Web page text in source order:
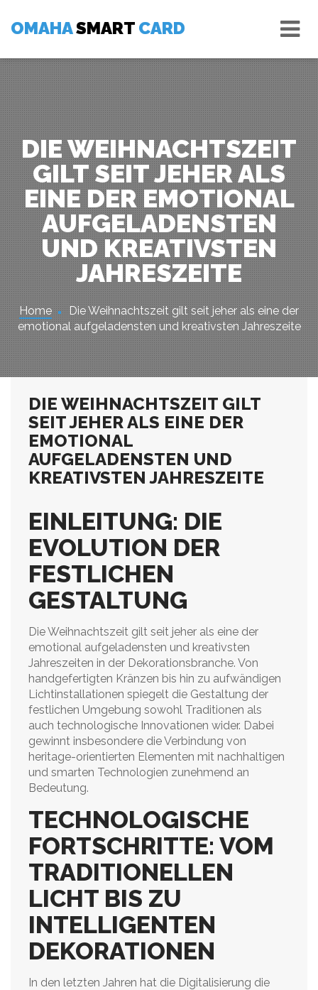
content
OMAHASMART CARD
DIE WEIHNACHTSZEIT
GILT SEIT JEHER ALS
EINE DER EMOTIONAL
AUFGELADENSTEN
UND KREATIVSTEN
JAHRESZEITE
Home
Die Weihnachtszeit gilt seit jeher als eine der
emotional aufgeladensten und kreativsten Jahreszeite
DIE WEIHNACHTSZEIT GILT
SEIT JEHER ALS EINE DER
EMOTIONAL
AUFGELADENSTEN UND
KREATIVSTEN JAHRESZEITE
EINLEITUNG: DIE
EVOLUTION DER
FESTLICHEN
GESTALTUNG
Die Weihnachtszeit gilt seit jeher als eine der
emotional aufgeladensten und kreativsten
Jahreszeiten in der Dekorationsbranche. Von
handgefertigten Kränzen bis hin zu aufwändigen
Lichtinstallationen spiegelt die Gestaltung der
festlichen Umgebung sowohl Traditionen als
auch technologische Innovationen wider. Dabei
gewinnt insbesondere die Verbindung von
heritage-orientierten Elementen mit nachhaltigen
und smarten Technologien zunehmend an
Bedeutung.
TECHNOLOGISCHE
FORTSCHRITTE: VOM
TRADITIONELLEN
LICHT BIS ZU
INTELLIGENTEN
DEKORATIONEN
In den letzten Jahren hat die Digitalisierung die